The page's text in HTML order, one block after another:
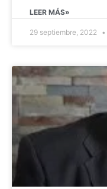
LEER MÁS»
29 septiembre, 2022